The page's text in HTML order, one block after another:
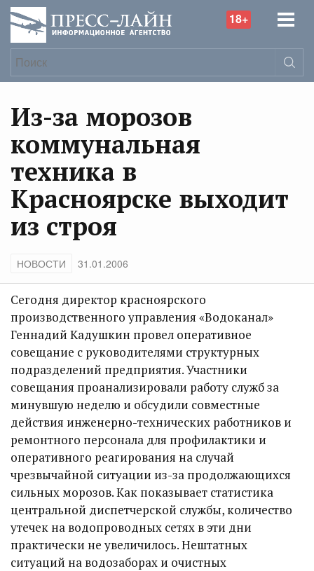
18+
Из-за морозов
коммунальная
техника в
Красноярске выходит
из строя
НОВОСТИ 31.01.2006
Сегодня директор красноярского
производственного управления «Водоканал»
Геннадий Кадушкин провел оперативное
совещание с руководителями структурных
подразделений предприятия. Участники
совещания проанализировали работу служб за
минувшую неделю и обсудили совместные
действия инженерно-технических работников и
ремонтного персонала для профилактики и
оперативного реагирования на случай
чрезвычайной ситуации из-за продолжающихся
сильных морозов. Как показывает статистика
центральной диспетчерской службы, количество
утечек на водопроводных сетях в эти дни
практически не увеличилось. Нештатных
ситуаций на водозаборах и очистных